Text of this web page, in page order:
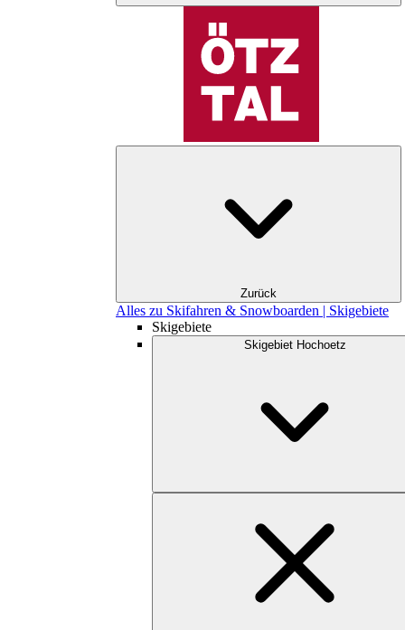
Zurück
Alles zu Skifahren & Snowboarden | Skigebiete
Skigebiete
Skigebiet Hochoetz